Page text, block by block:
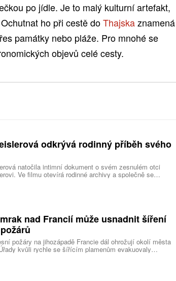
po jídle. Je to malý kulturní artefakt,
ho při cestě doThajskaznamená
památky nebo pláže. Pro mnohé se
objevů celé cesty.
odkrývá rodinný příběh svého
natočila intimní dokument o svém zesnulém otci
Ve filmu otevírá rodinné archivy a společně se
skládá portrét talentovaného muže, který měl v sobě
stránku.
nad Francií může usnadnit šíření
požáry na jihozápadě Francie dál ohrožují okolí města
kvůli rychle se šířícím plamenům evakuovaly
a nevylučují ani další rozšiřování bezpečnostních
zároveň čelí neobvyklému jevu, který podle nich